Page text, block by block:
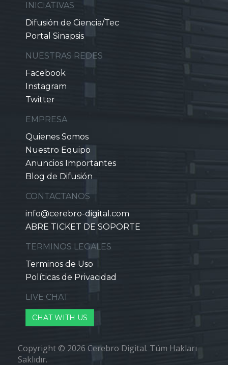
INICIATIVAS
Difusión de Ciencia/Tec
Portal Sinapsis
NUESTRAS REDES
Facebook
Instagram
Twitter
EMPRESA
Quienes Somos
Nuestro Equipo
Anuncios Importantes
Blog de Difusión
CONTACTANOS
info@cerebro-digital.com
ABRE TICKET DE SOPORTE
TERMINOS LEGALES
Terminos de Uso
Políticas de Privacidad
LIVE CHAT
CHAT WITH US
Copyright © 2026 Cerebro Digital. Tüm Hakları
Saklıdır.